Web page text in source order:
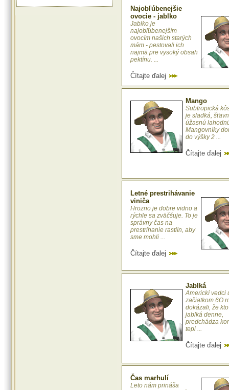
Najobľúbenejšie
ovocie - jablko
Jablko je
najobľúbenejším
ovocím našich starých
mám - pestovali ich
najmä pre vysoký obsah
pektínu. ...
Čítajte ďalej
Mango
Subtropická
je sladká,
úžasnú
Mangovníky
do výšky 2 ...
Čítajte ďalej
Letné prestrihávanie
viniča
Hrozno je dobre vidno a
rýchle sa zväčšuje. To je
správny čas na
prestrihanie rastlín, aby
sme mohli ...
Čítajte ďalej
Jablká
Americkí vedci
začiatkom 6O
dokázali, že
jablká denne,
predchádza
tepi ...
Čítajte ďalej
Čas marhulí
Leto nám prináša